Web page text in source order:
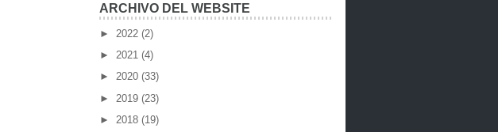
ARCHIVO DEL WEBSITE
► 2022 (2)
► 2021 (4)
► 2020 (33)
► 2019 (23)
► 2018 (19)